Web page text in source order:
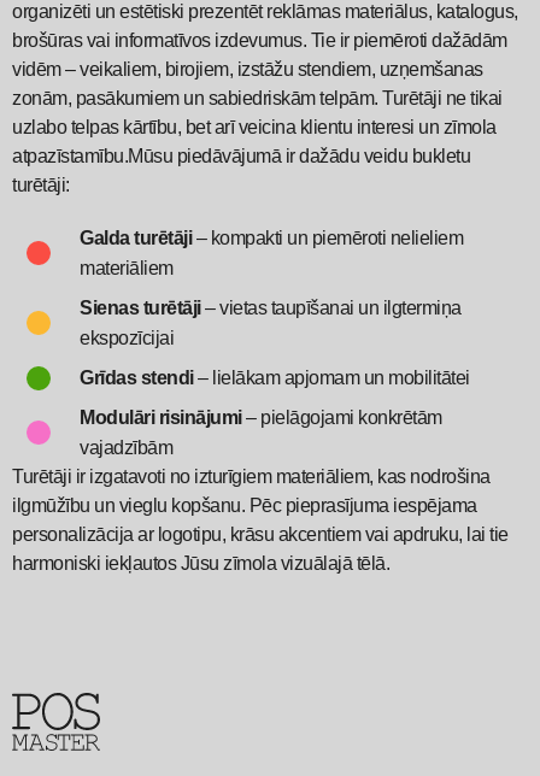
organizēti un estētiski prezentēt reklāmas materiālus, katalogus,
brošūras vai informatīvos izdevumus. Tie ir piemēroti dažādām
vidēm – veikaliem, birojiem, izstāžu stendiem, uzņemšanas
zonām, pasākumiem un sabiedriskām telpām. Turētāji ne tikai
uzlabo telpas kārtību, bet arī veicina klientu interesi un zīmola
atpazīstamību.Mūsu piedāvājumā ir dažādu veidu bukletu
turētāji:
Galda turētāji– kompakti un piemēroti nelieliem
materiāliem
Sienas turētāji– vietas taupīšanai un ilgtermiņa
ekspozīcijai
Grīdas stendi– lielākam apjomam un mobilitātei
Modulāri risinājumi– pielāgojami konkrētām
vajadzībām
Turētāji ir izgatavoti no izturīgiem materiāliem, kas nodrošina
ilgmūžību un vieglu kopšanu. Pēc pieprasījuma iespējama
personalizācija ar logotipu, krāsu akcentiem vai apdruku, lai tie
harmoniski iekļautos Jūsu zīmola vizuālajā tēlā.